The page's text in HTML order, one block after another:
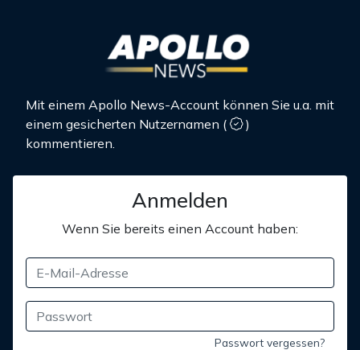
Mit einem Apollo News-Account können Sie u.a. mit
einem gesicherten Nutzernamen (
)
kommentieren.
Anmelden
Wenn Sie bereits einen Account haben:
Passwort vergessen?